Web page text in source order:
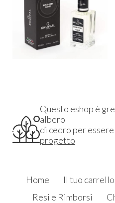
Questo eshop è
albero
di cedro per
progetto
Home Il tuo carrello
Resi e Rimborsi